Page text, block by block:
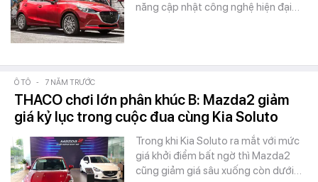
năng cập nhật công nghệ hiện đại…
Ô TÔ - 7 NĂM TRƯỚC
THACO chơi lớn phân khúc B: Mazda2 giảm
giá kỷ lục trong cuộc đua cùng Kia Soluto
Trong khi Kia Soluto ra mắt với mức
giá khởi điểm bất ngờ thì Mazda2
cũng giảm giá sâu xuống còn dưới…